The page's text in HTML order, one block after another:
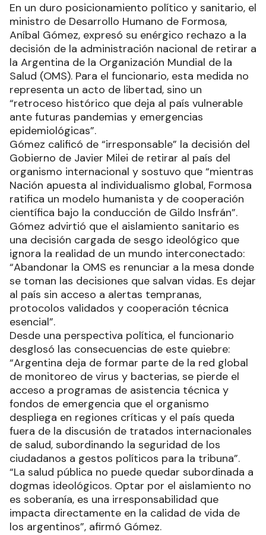
En un duro posicionamiento político y sanitario, el
ministro de Desarrollo Humano de Formosa,
Aníbal Gómez, expresó su enérgico rechazo a la
decisión de la administración nacional de retirar a
la Argentina de la Organización Mundial de la
Salud (OMS). Para el funcionario, esta medida no
representa un acto de libertad, sino un
“retroceso histórico que deja al país vulnerable
ante futuras pandemias y emergencias
epidemiológicas”.
Gómez calificó de “irresponsable” la decisión del
Gobierno de Javier Milei de retirar al país del
organismo internacional y sostuvo que “mientras
Nación apuesta al individualismo global, Formosa
ratifica un modelo humanista y de cooperación
científica bajo la conducción de Gildo Insfrán”.
Gómez advirtió que el aislamiento sanitario es
una decisión cargada de sesgo ideológico que
ignora la realidad de un mundo interconectado:
“Abandonar la OMS es renunciar a la mesa donde
se toman las decisiones que salvan vidas. Es dejar
al país sin acceso a alertas tempranas,
protocolos validados y cooperación técnica
esencial”.
Desde una perspectiva política, el funcionario
desglosó las consecuencias de este quiebre:
“Argentina deja de formar parte de la red global
de monitoreo de virus y bacterias, se pierde el
acceso a programas de asistencia técnica y
fondos de emergencia que el organismo
despliega en regiones críticas y el país queda
fuera de la discusión de tratados internacionales
de salud, subordinando la seguridad de los
ciudadanos a gestos políticos para la tribuna”.
“La salud pública no puede quedar subordinada a
dogmas ideológicos. Optar por el aislamiento no
es soberanía, es una irresponsabilidad que
impacta directamente en la calidad de vida de
los argentinos”, afirmó Gómez.